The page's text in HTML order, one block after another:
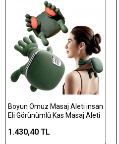
Boyun Omuz Masaj Aleti insan
Eli Görünümlü Kas Masaj Aleti
1.430,40 TL